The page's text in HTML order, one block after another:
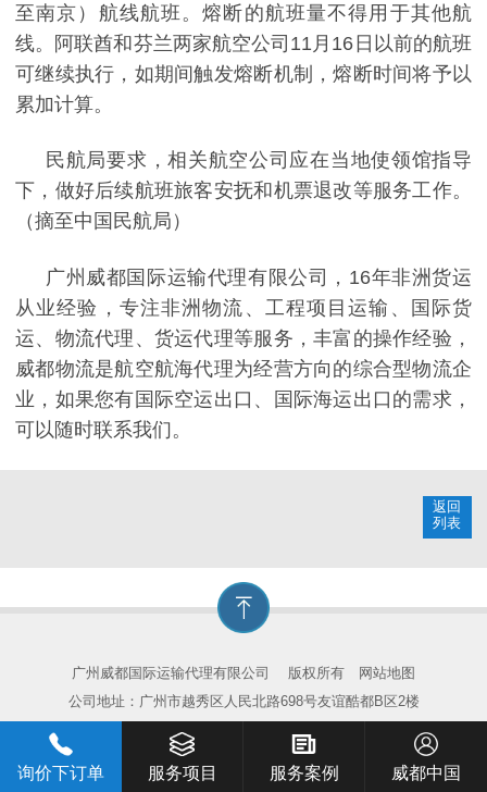
至南京）航线航班。熔断的航班量不得用于其他航
线。阿联酋和芬兰两家航空公司 11 月 16 日以前的航班
可继续执行，如期间触发熔断机制，熔断时间将予以
累加计算。
民航局要求，相关航空公司应在当地使领馆指导
下，做好后续航班旅客安抚和机票退改等服务工作。
（摘至中国民航局）
广州威都国际运输代理有限公司，16年非洲货运
从业经验，专注非洲物流、工程项目运输、国际货
运、物流代理、货运代理等服务，丰富的操作经验，
威都物流是航空航海代理为经营方向的综合型物流企
业，如果您有国际空运出口、国际海运出口的需求，
可以随时联系我们。
返回
列表
广州威都国际运输代理有限公司 版权所有
网站地图
公司地址：广州市越秀区人民北路698号友谊酷都B区2楼
询价下订单 服务项目 服务案例 威都中国